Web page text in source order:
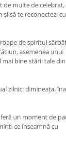
de multe de celebrat,
să te reconectezi cu
de spiritul
asemenea unui
bine stării tale
zilnic: dimineața,
un moment de
ce înseamnă cu